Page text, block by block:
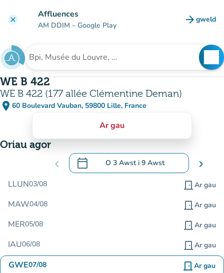
clear Affluences
AM DDIM – Google Play arrow_forward gweld
(tab
Chwilio am sefydliad
WE B 422
WE B 422 (177 allée Clémentine Deman)
place 60 Boulevard Vauban, 59800 Lille, France
(agor yn Google Maps)
(tab newydd)
Ar gau
Oriau agor
chevron_left calendar_today O 3 Awst i 9 Awst
.Agor y calendr i newid dyddiadau chevron_right
LLUN03/08 door_front Ar gau
MAW04/08 door_front Ar gau
MER05/08 door_front Ar gau
IAU06/08 door_front Ar gau
GWE07/08 door_front Ar gau